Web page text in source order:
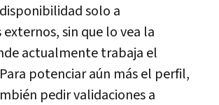
solo a
sin que lo vea la
actualmente trabaja el
potenciar aún más el perfil,
pedir validaciones a